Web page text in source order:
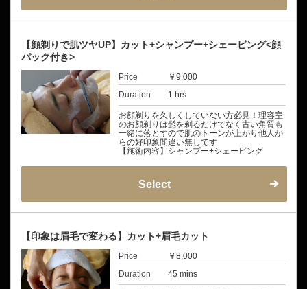
【顔剃りで肌ツヤUP】カット+シャンプー+シェービング<顔
パック付き>
Price
￥9,000
Duration
1 hrs
お顔剃りを久しくしていない方必見！理容室
のお顔剃りは髭を剃るだけでなく古い角質も
一緒に落とすので肌のトーンが上がり他人か
らの好印象間違い無しです
【施術内容】シャンプー+シェービング
Select
【印象は眉毛で変わる】カット+眉毛カット
Price
￥8,000
Duration
45 mins